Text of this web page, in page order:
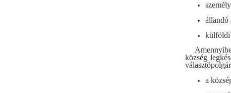
állandó
külföldi
község
a